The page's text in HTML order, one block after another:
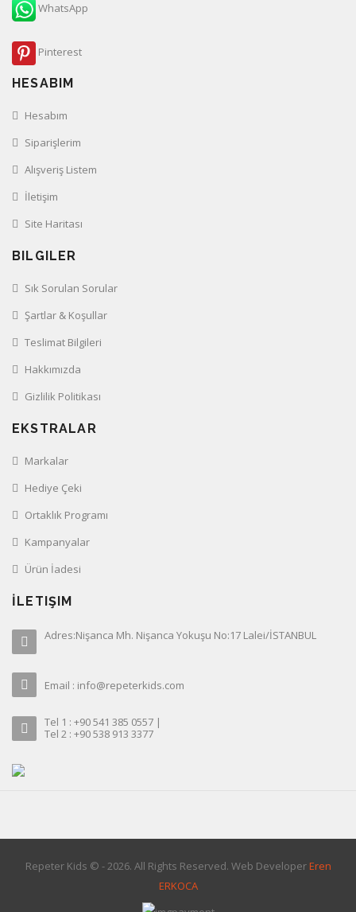
WhatsApp
Pinterest
HESABIM
Hesabım
Siparişlerim
Alışveriş Listem
İletişim
Site Haritası
BILGILER
Sık Sorulan Sorular
Şartlar & Koşullar
Teslimat Bilgileri
Hakkımızda
Gizlilik Politikası
EKSTRALAR
Markalar
Hediye Çeki
Ortaklık Programı
Kampanyalar
Ürün İadesi
İLETIŞIM
Adres:Nişanca Mh. Nişanca Yokuşu No:17 Lalei/İSTANBUL
Email : info@repeterkids.com
Tel 1 : +90 541 385 0557 |
Tel 2 : +90 538 913 3377
Repeter Kids © - 2026. All Rights Reserved. Web DeveloperEren
ERKOCA